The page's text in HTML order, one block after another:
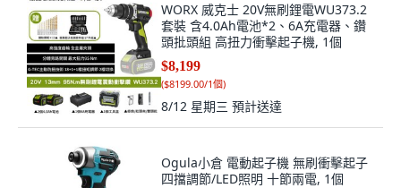
WORX 威克士 20V無刷鋰電WU373.2
套裝 含4.0Ah電池*2、6A充電器、鑽
頭批頭組 高扭力衝擊起子機, 1個
$8,199
($8199.00/1個)
8/12 星期三 預計送達
Ogula小倉 電動起子機 無刷衝擊起子
四擋調節/LED照明 十節兩電, 1個